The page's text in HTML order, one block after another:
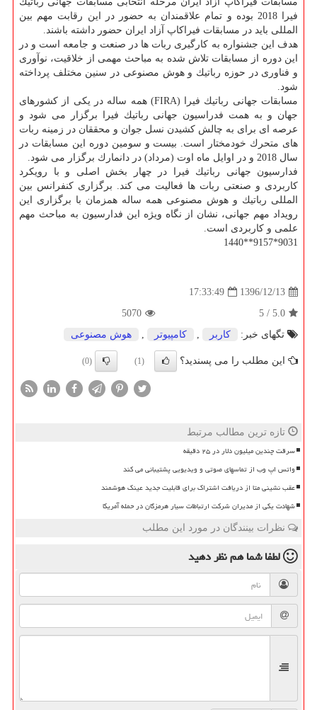
فیرا 2018 بوده و تمام علاقمندان به حضور در این رقابت مهم بین
المللی باید در مسابقات فیراكاپ آزاد ایران حضور داشته باشند.
هدف این جشنواره به كارگیری ربات ها در صنعت و جامعه است و در
این دوره از مسابقات تلاش شده به مباحث مهمی از خلاقیت، نوآوری
و فناوری در حوزه رباتیك و هوش مصنوعی در سنین مختلف پرداخته
شود.
مسابقات جهانی رباتیك فیرا (FIRA) همه ساله در یكی از كشورهای
جهان و به همت فدراسیون جهانی رباتیك فیرا برگزار می­ شود و
عرصه ­ای برای به چالش كشیدن نسل جوان و محققان در زمینه ربات
های متحرك خودمختار است. بیست و سومین دوره این مسابقات در
سال 2018 و در اوایل ماه اوت (مرداد) در دانمارك برگزار می­ شود.
فدارسیون جهانی رباتیك فیرا در چهار بخش اصلی و با رویكرد
كاربردی و صنعتی ربات­ ها فعالیت می كند. برگزاری كنفرانس بین
المللی رباتیك و هوش مصنوعی همه ساله همزمان با برگزاری این
رویداد مهم جهانی، نشان از نگاه ویژه این فدارسیون به مباحث مهم
علمی و كاربردی است.
9031*9157**1440
1396/12/13
17:33:49
5.0
/
5
5070
تگهای خبر:
كاربر , كامپیوتر , هوش مصنوعی
این مطلب را می پسندید؟ (1)
(0)
تازه ترین مطالب مرتبط
سرقت چندین میلیون دلار در ۲۵ دقیقه
واتس اپ وب از تماسهای صوتی و ویدیویی پشتیبانی می کند
عقب نشینی متا از دریافت اشتراک برای قابلیت جدید عینک هوشمند
شهادت یکی از مدیران شرکت ارتباطات سیار هرمزگان در حمله آمریکا
نظرات بینندگان در مورد این مطلب
لطفا شما همنظر دهید